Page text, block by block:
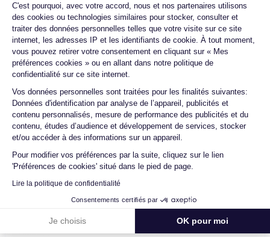
C'est pourquoi, avec votre accord, nous et nos partenaires utilisons
des cookies ou technologies similaires pour stocker, consulter et
traiter des données personnelles telles que votre visite sur ce site
internet, les adresses IP et les identifiants de cookie. À tout moment,
vous pouvez retirer votre consentement en cliquant sur « Mes
préférences cookies » ou en allant dans notre politique de
confidentialité sur ce site internet.
Vos données personnelles sont traitées pour les finalités suivantes:
Données d'identification par analyse de l’appareil, publicités et
contenu personnalisés, mesure de performance des publicités et du
contenu, études d’audience et développement de services, stocker
et/ou accéder à des informations sur un appareil.
Pour modifier vos préférences par la suite, cliquez sur le lien
'Préférences de cookies' situé dans le pied de page.
Lire la politique de confidentialité
Consentements certifiés par
Je choisis OK pour moi
Axeptio consent
Les garanties Certideal
Une garantie de prix juste
téléphone est onéreux, nous mettons tout en oeuvre pour
Chez Certideal, impossible de faire une mauvaise affaire !